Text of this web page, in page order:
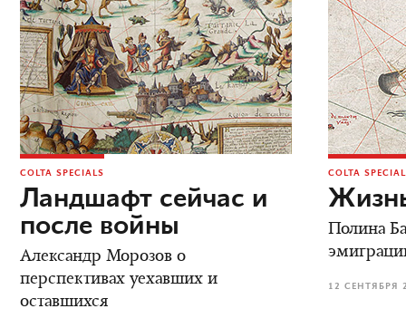
COLTA SPECIALS
Ландшафт сейчас и
после войны
Александр Морозов о
перспективах уехавших и
оставшихся
COLTA
Полина
12 СЕНТЯБРЯ